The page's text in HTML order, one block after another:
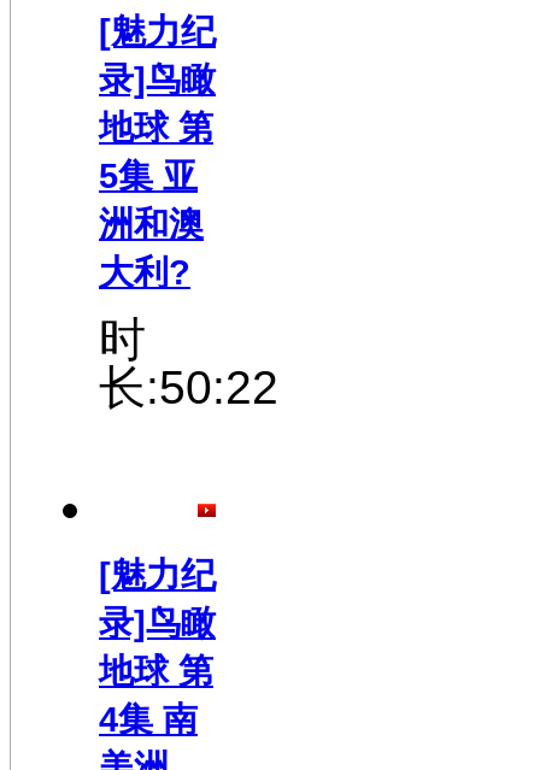
[魅力纪
录]鸟瞰
地球 第
5集 亚
洲和澳
大利?
时
长:50:22
[魅力纪
录]鸟瞰
地球 第
4集 南